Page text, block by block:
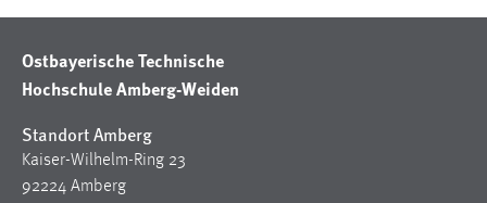
Ostbayerische Technische
Hochschule Amberg-Weiden
Standort Amberg
Kaiser-Wilhelm-Ring 23
92224 Amberg